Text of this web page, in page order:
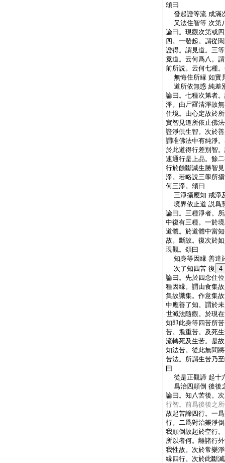
頌曰
發起證等流 成滿
又法住智等 次第
論曰。現觀次第或
四。一發起。謂從
證得。謂見道。三
竟道。云何爲八。
前所説。云何七種
無悔住所縁 如實
道所依無惑 純差
論曰。七種次第者
淨。由尸羅清淨故
住境。由心定故於
實智見道所依止佛
證淨倶生智。次於
謂唯佛法中有純淨
於此道得行差別智
速通行是上品。餘
行於餘斷滅生勝智
淨。若略説三學所
何三淨。頌曰
三淨攝應知 戒淨
境界依止道 説爲
論曰。三種淨者。
中復有三種。一於
道體。於道體中當
故。斷故。復次於
現觀。頌曰
知身等因縁 善達
次了知四苦 復 4
論曰。先於四念住
種因縁。謂由食集
集故識集。作意集
中應善了知。謂於
世滅法隨觀。於現
知即此身等四苦所
苦。麁重苦。及死
流轉死及生苦。是
知法苦。從此無間
苦法。所謂生苦乃
曰
從是正觀諦 起十
爲治四顛倒 後後
論曰。知八苦後。
行智。前爲後後之
故起苦諦四行。一
行。二爲對治樂淨
我顛倒故起於空行
所以者何。離諸行
我性故。次於常樂
縁四行。次於此斷